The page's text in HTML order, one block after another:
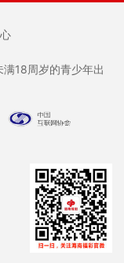
18周岁的青少年出